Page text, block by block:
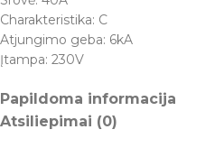
Charakteristika: C
Atjungimo geba: 6kA
Įtampa: 230V
Papildoma informacija
Atsiliepimai (0)